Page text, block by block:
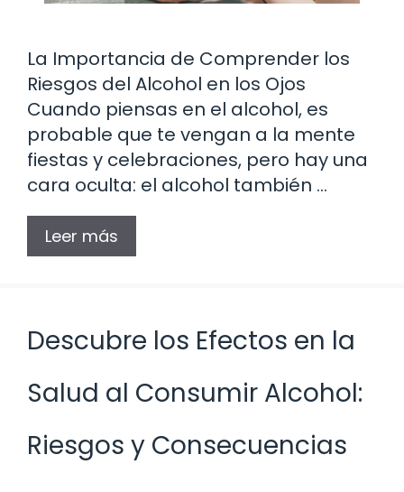
La Importancia de Comprender los
Riesgos del Alcohol en los Ojos
Cuando piensas en el alcohol, es
probable que te vengan a la mente
fiestas y celebraciones, pero hay una
cara oculta: el alcohol también …
Leer más
Descubre los Efectos en la
Salud al Consumir Alcohol:
Riesgos y Consecuencias